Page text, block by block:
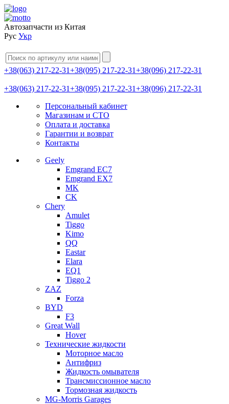
Автозапчасти из Китая
Рус Укр
+38(063) 217-22-31+38(095) 217-22-31+38(096) 217-22-31
+38(063) 217-22-31+38(095) 217-22-31+38(096) 217-22-31
Персональный кабинет
Магазинам и СТО
Оплата и доставка
Гарантии и возврат
Контакты
Geely
Emgrand EC7
Emgrand EX7
MK
CK
Chery
Amulet
Tiggo
Kimo
QQ
Eastar
Elara
EQ1
Tiggo 2
ZAZ
Forza
BYD
F3
Great Wall
Hover
Технические жидкости
Моторное масло
Антифриз
Жидкость омывателя
Трансмиссионное масло
Тормозная жидкость
MG-Morris Garages